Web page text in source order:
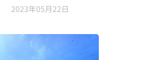
2023年05月22日